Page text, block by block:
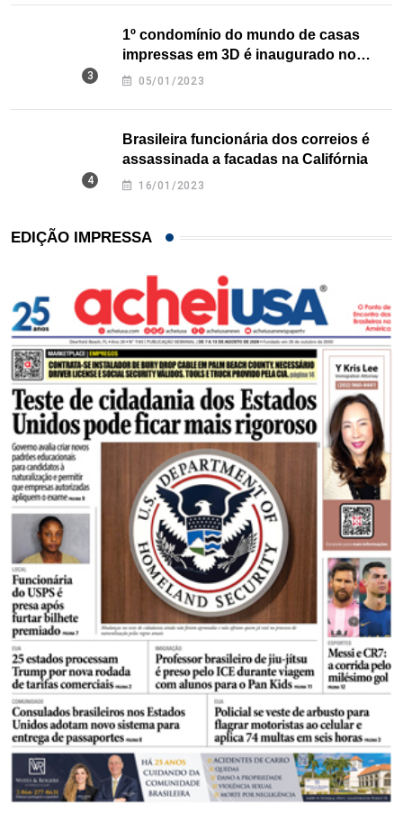
1º condomínio do mundo de casas
impressas em 3D é inaugurado no
Texas
05/01/2023
Brasileira funcionária dos correios é
assassinada a facadas na Califórnia
16/01/2023
EDIÇÃO IMPRESSA